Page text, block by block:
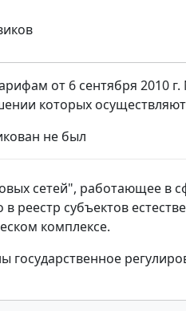
от 6 сентября 2010
которых
не был
сетей", работающее в
реестр субъектов
комплексе.